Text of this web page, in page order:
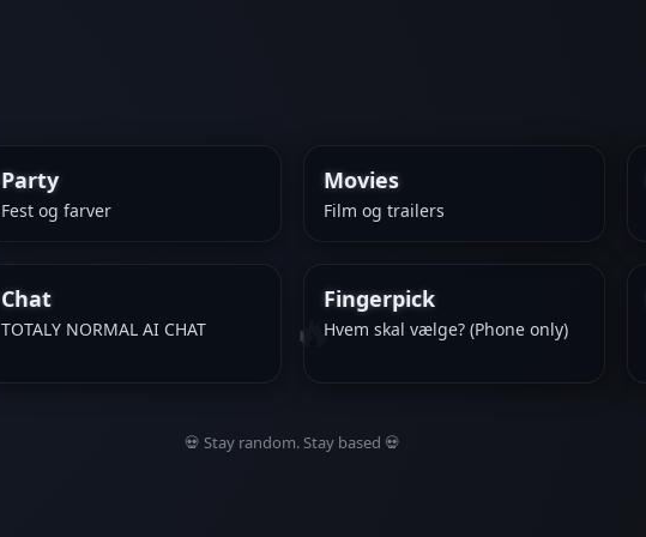
🔥
Party
Fest og farver
Movies
Film og trailers
Chat
TOTALY NORMAL AI CHAT
Fingerpick
Hvem skal vælge? (Phone only)
💀 Stay random. Stay based 💀